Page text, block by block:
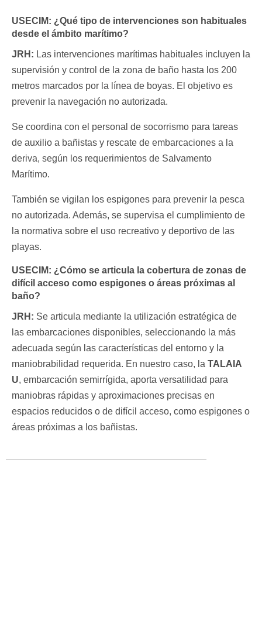
USECIM: ¿Qué tipo de intervenciones son habituales
desde el ámbito marítimo?
JRH: Las intervenciones marítimas habituales incluyen la
supervisión y control de la zona de baño hasta los 200
metros marcados por la línea de boyas. El objetivo es
prevenir la navegación no autorizada.
Se coordina con el personal de socorrismo para tareas
de auxilio a bañistas y rescate de embarcaciones a la
deriva, según los requerimientos de Salvamento
Marítimo.
También se vigilan los espigones para prevenir la pesca
no autorizada. Además, se supervisa el cumplimiento de
la normativa sobre el uso recreativo y deportivo de las
playas.
USECIM: ¿Cómo se articula la cobertura de zonas de
difícil acceso como espigones o áreas próximas al
baño?
JRH: Se articula mediante la utilización estratégica de
las embarcaciones disponibles, seleccionando la más
adecuada según las características del entorno y la
maniobrabilidad requerida. En nuestro caso, la TALAIA
U, embarcación semirrígida, aporta versatilidad para
maniobras rápidas y aproximaciones precisas en
espacios reducidos o de difícil acceso, como espigones o
áreas próximas a los bañistas.